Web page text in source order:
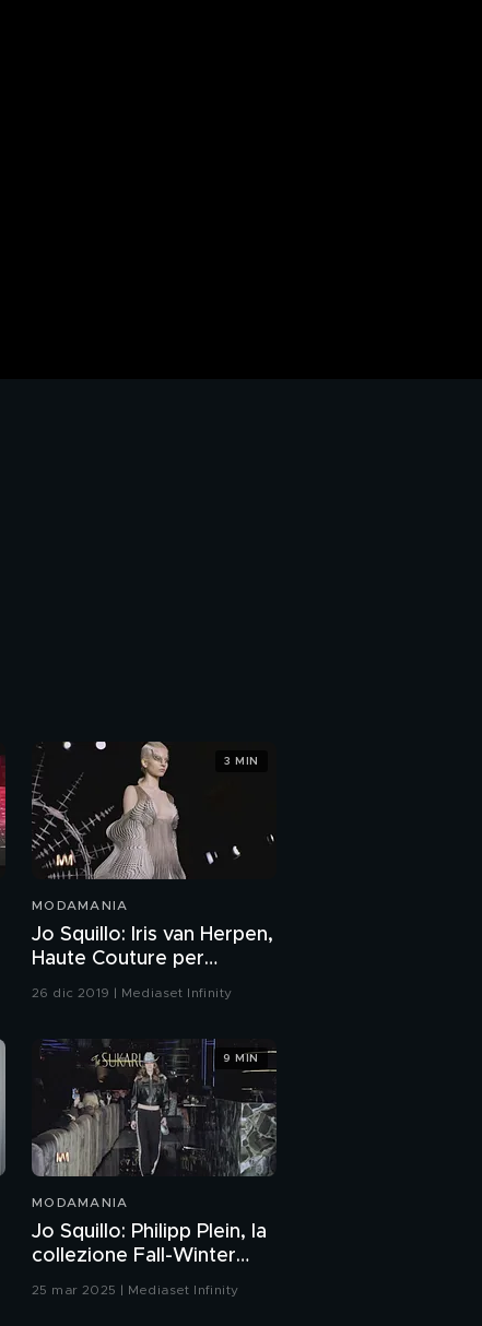
MODAMANIA
Jo Squillo: Iris van Herpen,
Haute Couture per
l'Inverno 2019-20
26 dic 2019 | Mediaset Infinity
3 MIN
MODAMANIA
Jo Squillo: Philipp Plein, la
collezione Fall-Winter
25 mar 2025 | Mediaset Infinity
9 MIN